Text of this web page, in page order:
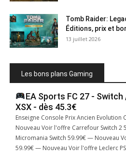
Tomb Raider:
Éditions, prix et
13 juillet 2026
Les bons plans Gaming
EA Sports FC 27 -
XSX - dès 45.3€
Enseigne Console Prix Ancien
Nouveau Voir l'offre Carrefour Switch
Micromania Switch 59.99€ — Nouveau
59.99€ — Nouveau Voir l'offre Leclerc